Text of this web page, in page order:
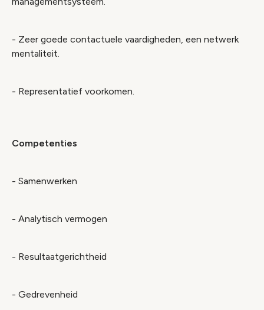
- Zeer goede contactuele vaardigheden, een netwerk
mentaliteit.
- Representatief voorkomen.
Competenties
- Samenwerken
- Analytisch vermogen
- Resultaatgerichtheid
- Gedrevenheid